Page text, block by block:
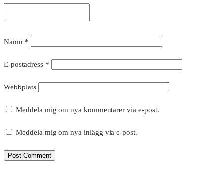
Namn *
E-postadress *
Webbplats
Meddela mig om nya kommentarer via e-post.
Meddela mig om nya inlägg via e-post.